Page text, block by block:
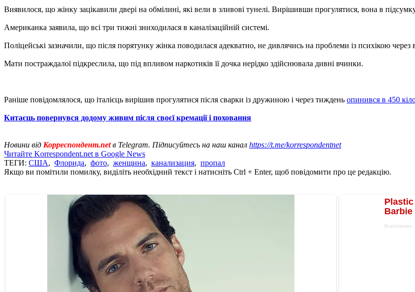
Виявилося, що жінку зацікавили двері на обмілині, які вели в зливові тунелі. Вирішивши прогулятися, вона в
Американка заявила, що всі три тижні зниходилася в каналізаційній системі.
Поліцейські зазначили, що після порятунку жінка поводилася адекватно, не дивлячись на проблеми із психікою
Мати постраждалої підкреслила, що під впливом наркотиків її дочка нерідко здійснювала дивні вчинки.
Раніше повідомлялося, що італієць вирішив прогулятися після сварки із дружиною і через тиждень опинився в 450
Китаєць повернувся додому живим після своєї кремації і поховання
Новини від Корреспондент.netв Telegram. Підписуйтесь на наш канал https://t.me/korrespondentnet
Читайте Korrespondent.net в Google News
ТЕГИ: США, Флорида, фото, женщина, канализация, пропал
Якщо ви помітили помилку, виділіть необхідний текст і натисніть Ctrl + Enter, щоб повідомити про це редакцію.